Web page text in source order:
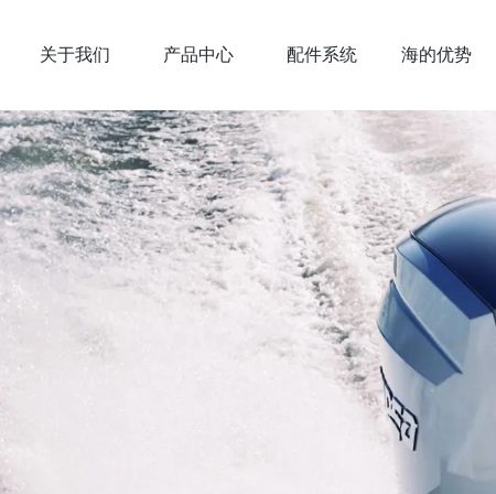
关于我们 产品中心 配件系统 海的优势